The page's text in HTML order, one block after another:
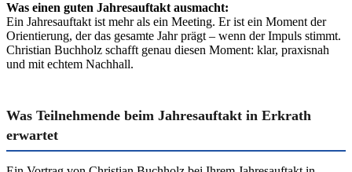
Was einen guten Jahresauftakt ausmacht:
Ein Jahresauftakt ist mehr als ein Meeting. Er ist ein Moment der
Orientierung, der das gesamte Jahr prägt – wenn der Impuls stimmt.
Christian Buchholz schafft genau diesen Moment: klar, praxisnah
und mit echtem Nachhall.
Was Teilnehmende beim Jahresauftakt in Erkrath
erwartet